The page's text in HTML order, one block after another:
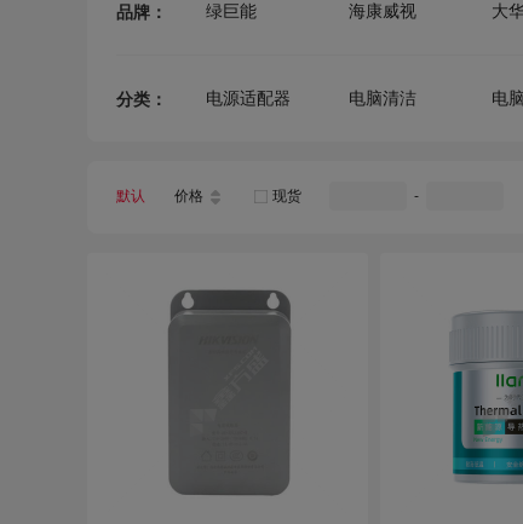
品牌： 绿巨能 海康威视 大
施耐德电气
分类： 电源适配器 电脑清洁 电
默认 价格 现货 -